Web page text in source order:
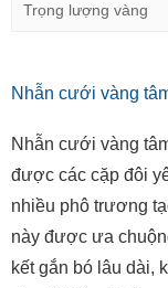
Trọng lượng vàng
Nhẫn cưới vàng
Nhẫn cưới vàng
được các cặp đôi
nhiều phô trương
này được ưa
kết gắn bó lâu dài,